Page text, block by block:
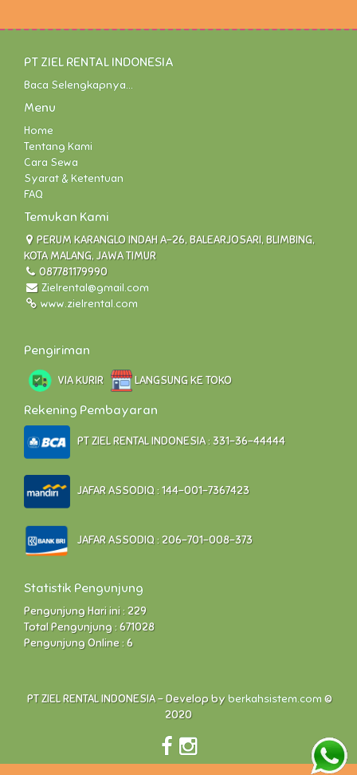
PT ZIEL RENTAL INDONESIA
Baca Selengkapnya...
Menu
Home
Tentang Kami
Cara Sewa
Syarat & Ketentuan
FAQ
Temukan Kami
PERUM KARANGLO INDAH A-26, BALEARJOSARI, BLIMBING,
KOTA MALANG, JAWA TIMUR
087781179990
Zielrental@gmail.com
www.zielrental.com
Pengiriman
VIA KURIR LANGSUNG KE TOKO
Rekening Pembayaran
PT ZIEL RENTAL INDONESIA : 331-36-44444
JAFAR ASSODIQ : 144-001-7367423
JAFAR ASSODIQ : 206-701-008-373
Statistik Pengunjung
Pengunjung Hari ini : 229
Total Pengunjung : 671028
Pengunjung Online : 6
PT ZIEL RENTAL INDONESIA - Develop byberkahsistem.com ©
2020